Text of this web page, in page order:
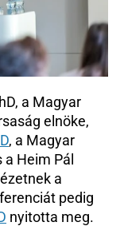
a Magyar
elnöke,
, a Magyar
a Heim Pál
a
nyitotta meg.